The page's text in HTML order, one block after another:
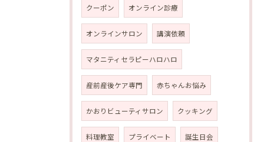
クーポン オンライン診療
オンラインサロン 講演依頼
マタニティセラピーハロハロ
産前産後ケア専門 赤ちゃんお悩み
かおりビューティサロン クッキング
料理教室 プライベート 誕生日会